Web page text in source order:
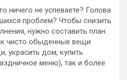
ничего не успеваете? Голова
проблем? Чтобы снизить
нужно составить план.
чисто обыденные вещи
украсить дом, купить
меню), так и более